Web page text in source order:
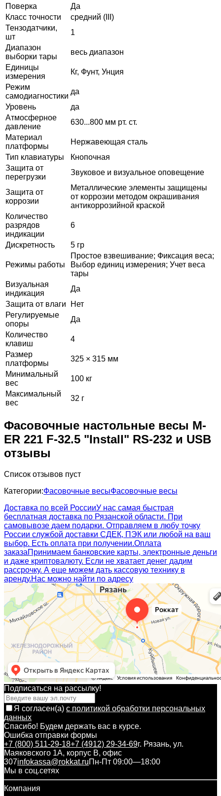
Поверка
Да
Класс точности
средний (III)
Тензодатчики,
шт
1
Диапазон
выборки тары
весь диапазон
Единицы
измерения
Кг, Фунт, Унция
Режим
самодиагностики
да
Уровень
да
Атмосферное
давление
630...800 мм рт. ст.
Материал
платформы
Нержавеющая сталь
Тип клавиатуры
Кнопочная
Защита от
перегрузки
Звуковое и визуальное оповещение
Защита от
коррозии
Металлические элементы защищены
от коррозии методом окрашивания
антикоррозийной краской
Количество
разрядов
индикации
6
Дискретность 5 гр
Режимы работы
Простое взвешивание; Фиксация веса;
Выбор единиц измерения; Учет веса
тары
Визуальная
индикация
Да
Защита от влаги
Нет
Регулируемые
опоры
Да
Количество
клавиш
4
Размер
платформы
325 × 315 мм
Минимальный
вес
100 кг
Максимальный
вес
32 г
Фасовочные настольные весы M-
ER 221 F-32.5 "Install" RS-232 и USB
отзывы
Список отзывов пуст
Категории:Фасовочные весыФасовочные весы
Доставка по всей РоссииУ нас самая быстрая
бесплатная доставка по Рязанской области. При
самовывозе даем подарки. Отправляем в любу точку
России службой доставки СДЕК, ПЭК или любой на ваш
выбор. Есть оплата при получении.Оплата
заказаПринимаем банковские карты, электронные деньги
и даже криптовалюту. Если не хватает денег дадим
рассрочку. А еще можем дать кассовую технику в
аренду.Нас можно найти по адресу
Подписаться на рассылкy!
Я согласен(a) с политикой обработки персональных
данных
Спасибо! Будем держать вас в курсе.
Ошибка отправки формы
+7 (800) 511-29-18+7 (4912) 29-34-69г. Рязань, ул.
Маяковского 1А, корпус B, офис
307infokassa@rokkat.ruПн-Пт 09:00—18:00
Мы в соц.сетях
Компания